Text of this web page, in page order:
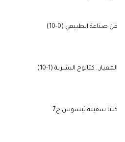
فن صناعة الطبيعي (0-10)
المعيار.. كتالوج البشرية (1-10)
كلنا سفينة ثيسوس ج7